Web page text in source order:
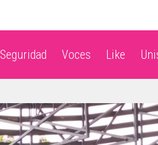
Seguridad Voces Like